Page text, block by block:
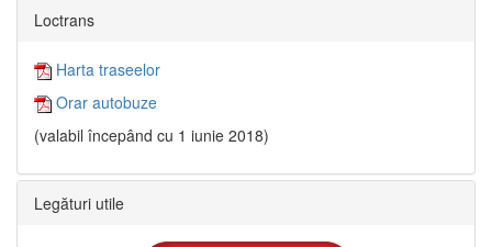
Loctrans
Harta traseelor
Orar autobuze
(valabil începând cu 1 iunie 2018)
Legături utile